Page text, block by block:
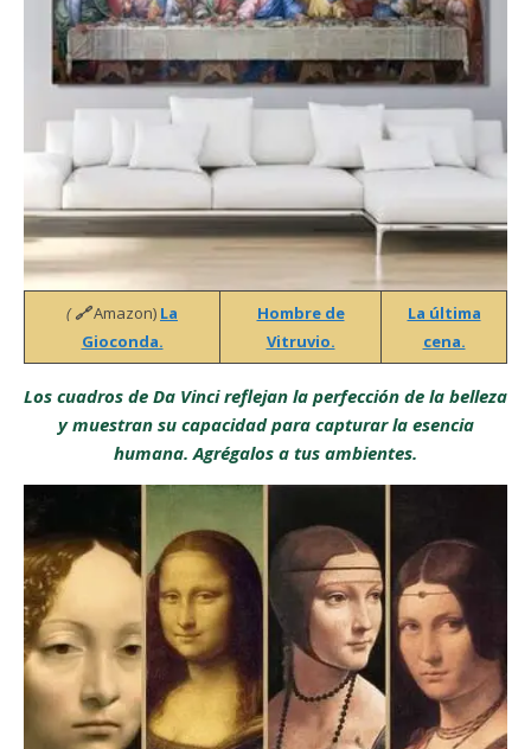
(🔗Amazon) La
Gioconda.
Hombre de
Vitruvio.
La última
cena.
Los cuadros de Da Vinci reflejan la perfección de la belleza
y muestran su capacidad para capturar la esencia
humana. Agrégalos a tus ambientes.